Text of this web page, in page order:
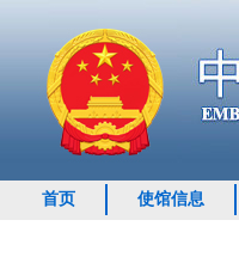
首页 使馆信息